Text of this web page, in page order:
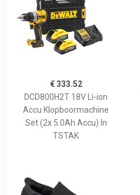
€ 333.52
DCD800H2T 18V Li-ion
Accu Klopboormachine
Set (2x 5.0Ah Accu) In
TSTAK